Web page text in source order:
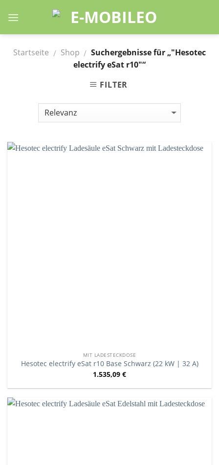
Startseite / Shop / Suchergebnisse für „"Hesotec
electrify eSat r10"“
FILTER
MIT LADESTECKDOSE
Hesotec electrify eSat r10 Base Schwarz (22 kW | 32 A)
1.535,09 €